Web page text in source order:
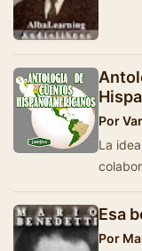
Por
La
Esa
Por